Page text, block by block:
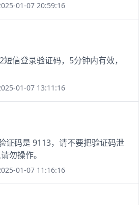
01-07 20:59:16
短信登录验证码，5分钟内有效，
01-07 13:11:16
证码是 9113，请不要把验证码泄
勿操作。
01-07 11:16:16